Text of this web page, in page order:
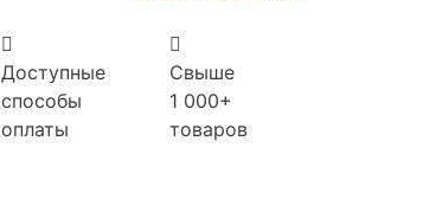
Доступные
способы
оплаты
Свыше
1 000+
товаров